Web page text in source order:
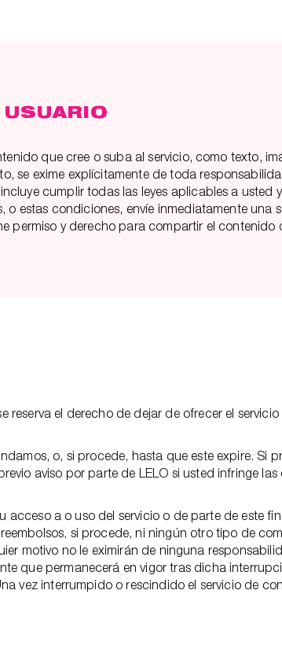
que cree o suba al servicio, como texto,
se exime explícitamente de toda
cumplir todas las leyes aplicables a usted
estas condiciones, envíe inmediatamente una
permiso y derecho para compartir el contenido
el derecho de dejar de ofrecer el
o, si procede, hasta que este expire. Si
aviso por parte de LELO si usted infringe
a o uso del servicio o de parte de este
si procede, ni ningún otro tipo de
motivo no le eximirán de ninguna
que permanecerá en vigor tras dicha
vez interrumpido o rescindido el servicio de